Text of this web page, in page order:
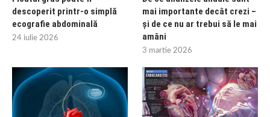
descoperit printr-o simplă
ecografie abdominală
24 iulie 2026
mai importante decât crezi –
și de ce nu ar trebui să le mai
amâni
3 martie 2026